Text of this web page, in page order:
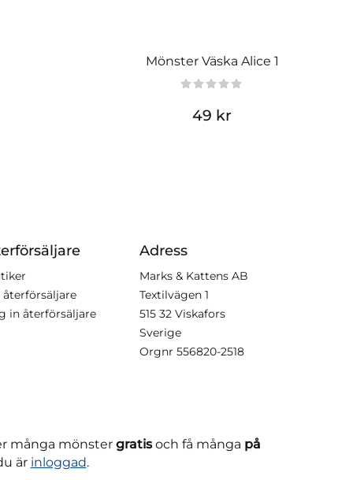
Mönster Väska Alice 1
49 kr
återförsäljare
in återförsäljare
Adress
Marks & Kattens AB
Textilvägen 1
515 32 Viskafors
Sverige
Orgnr 556820-2518
många mönster gratisoch få många på
är inloggad.